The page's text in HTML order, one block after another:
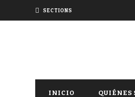
SECTIONS
INICIO QUIÉNES